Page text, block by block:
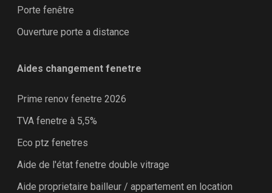
Porte fenêtre
Ouverture porte a distance
Aides changement fenetre
Prime renov fenetre 2026
TVA fenetre à 5,5%
Eco ptz fenetres
Aide de l'état fenetre double vitrage
Aide proprietaire bailleur / appartement en location